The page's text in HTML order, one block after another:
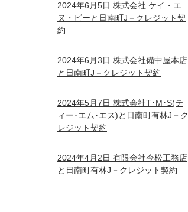
2024年6月5日 株式会社 ケイ・エ
ヌ・ビーと日南町J－クレジット契
約
2024年6月3日 株式会社備中屋本店
と日南町J－クレジット契約
2024年5月7日 株式会社T･M･S(テ
ィー･エム･エス)と日南町有林J－ク
レジット契約
2024年4月2日 有限会社今松工務店
と日南町有林J－クレジット契約